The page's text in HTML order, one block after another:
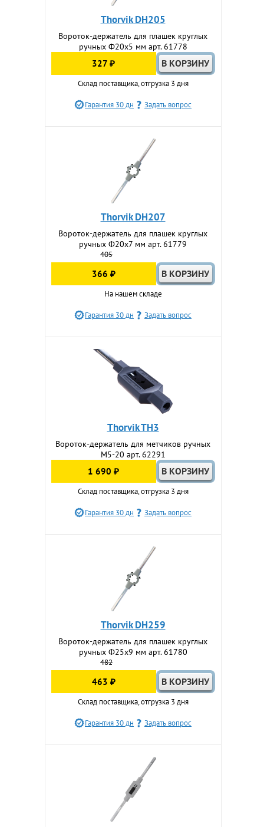
Thorvik DH205
Вороток-держатель для плашек круглых
ручных Ф20х5 мм арт. 61778
327 ₽
Склад поставщика, отгрузка 3 дня
Гарантия 30 дн Задать вопрос
Thorvik DH207
Вороток-держатель для плашек круглых
ручных Ф20х7 мм арт. 61779
405
366 ₽
На нашем складе
Гарантия 30 дн Задать вопрос
Thorvik TH3
Вороток-держатель для метчиков ручных
M5-20 арт. 62291
1 690 ₽
Склад поставщика, отгрузка 3 дня
Гарантия 30 дн Задать вопрос
Thorvik DH259
Вороток-держатель для плашек круглых
ручных Ф25х9 мм арт. 61780
482
463 ₽
Склад поставщика, отгрузка 3 дня
Гарантия 30 дн Задать вопрос